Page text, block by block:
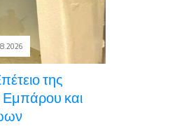
της
και